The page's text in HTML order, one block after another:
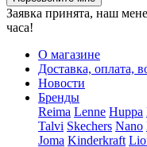
Заявка принята, наш
часа!
О магазине
Доставка, оплата,
Новости
Бренды
Reima Lenne Huppa
Talvi Skechers Nano
Joma Kinderkraft